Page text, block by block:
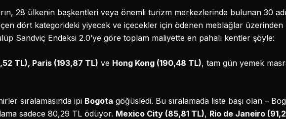
28 ülkenin başkentleri veya önemli turizm merkezlerinde bulunan 30
dört kategorideki yiyecek ve içecekler için ödenen meblağlar
Sandviç Endeksi 2.0’ye göre toplam maliyette en pahalı kentler şöyle:
TL), Paris (193,87 TL) ve Hong Kong (190,48 TL), tam gün yemek
sıralamasında ipi Bogota göğüsledi. Bu sıralamada liste başı olan –
sadece 80,29 TL ödüyor. Mexico City (85,81 TL), Rio de Janeiro